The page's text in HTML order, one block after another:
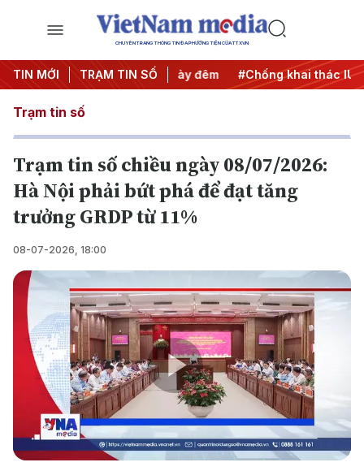
CHUYÊN TRANG THÔNG TIN ĐA PHƯƠNG TIỆN CỦA TTXVN
TIN MỚI TRẠM TIN SỐ
#Chiến dịch 500 ngày đêm #Chống khai thác IUU
Trạm tin số
Trạm tin số chiều ngày 08/07/2026:
Hà Nội phải bứt phá để đạt tăng
trưởng GRDP từ 11%
08-07-2026, 18:00
Play
Video